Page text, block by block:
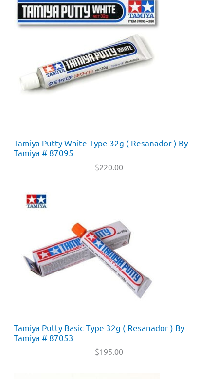
Tamiya Putty White Type 32g ( Resanador ) By
Tamiya # 87095
$220.00
Tamiya Putty Basic Type 32g ( Resanador ) By
Tamiya # 87053
$195.00